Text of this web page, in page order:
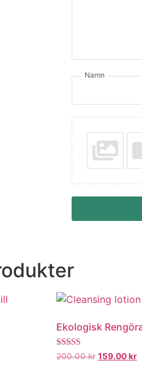
Namn
Ekologisk
Betygsatt
5.00
200.00kr 159.00kr